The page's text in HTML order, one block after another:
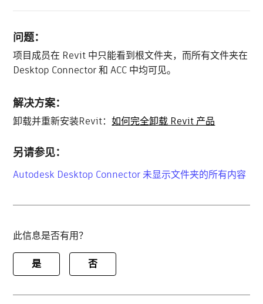
问题：
项目成员在 Revit 中只能看到根文件夹，而所有文件夹在
Desktop Connector 和 ACC 中均可见。
解决方案：
卸载并重新安装Revit：如何完全卸载 Revit 产品
另请参见：
Autodesk Desktop Connector 未显示文件夹的所有内容
此信息是否有用？
是 否